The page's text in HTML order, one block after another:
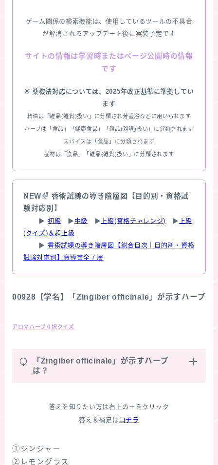
ゲーム関係の検索機能は、使用しているツールの不具合
が解消されるアップデート後に実装予定です
サイトの情報は学習時またはページ公開時の情報
です
※ 薬機法対応については、2025年改正基準に準拠してい
ます
精油は「雑品(雑貨)扱い」に分類され芳香浴などに用いられます
ハーブは「食品」「健康食品」「雑品(雑貨)扱い」に分類されます
スパイスは「食品」に分類されます
基材は「食品」「雑品(雑貨)扱い」に分類されます
NEW🌈 香術試練の導き階層図【目的別・資格試
験対応別】
▶ 初級 ▶ 中級 ▶ 上級(資格チャレンジ) ▶ 上級
(クイズ)＆超上級
▶ 香術試練の導き階層図【総合目次｜目的別・資格
試験対応別】魔導書全７層
00928【学名】「Zingiber officinale」が示すハーブ
アロマハーブ４択クイズ
Q
「Zingiber officinale」が示すハーブ
は？
答えを知りたい方は右上の＋をクリック
答え＆補足は コチラ
①ジンジャー
②レモングラス